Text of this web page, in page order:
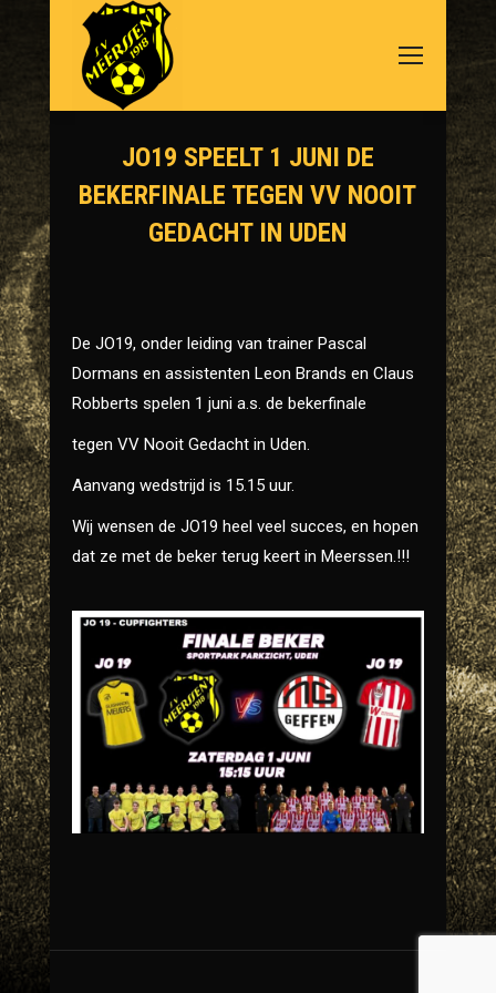
JO19 SPEELT 1 JUNI DE
BEKERFINALE TEGEN VV NOOIT
GEDACHT IN UDEN
De JO19, onder leiding van trainer Pascal
Dormans en assistenten Leon Brands en Claus
Robberts spelen 1 juni a.s. de bekerfinale
tegen VV Nooit Gedacht in Uden.
Aanvang wedstrijd is 15.15 uur.
Wij wensen de JO19 heel veel succes, en hopen
dat ze met de beker terug keert in Meerssen.!!!